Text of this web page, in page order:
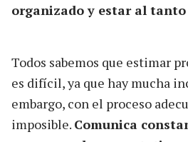
organizado y estar al tanto
Todos sabemos que estimar
es difícil, ya que hay mucha
embargo, con el proceso
imposible. Comunica